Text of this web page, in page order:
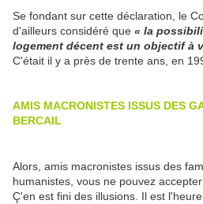
Se fondant sur cette déclaration, le
d'ailleurs considéré que « la
logement décent est un objectif à
C'était il y a près de trente ans, en
AMIS MACRONISTES ISSUS DES
BERCAIL
Alors, amis macronistes issus des
humanistes, vous ne pouvez
Ç'en est fini des illusions. Il est